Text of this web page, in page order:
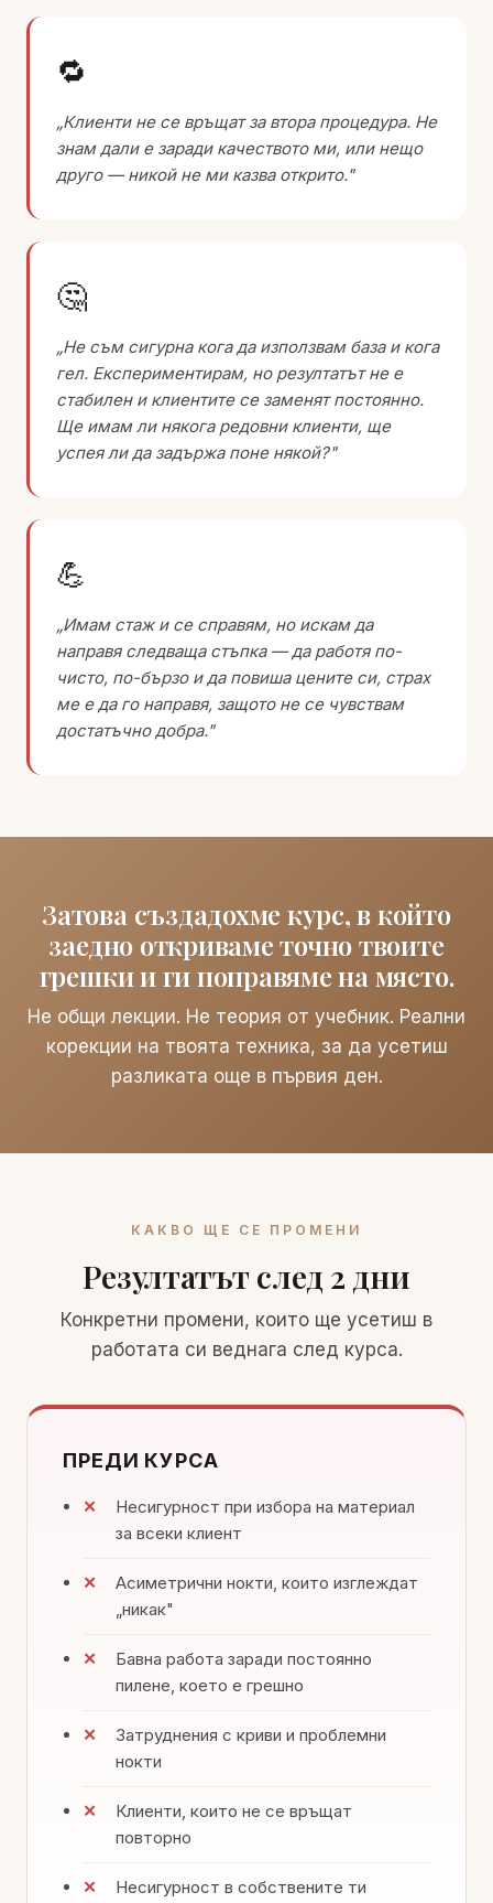
🔁
„Клиенти не се връщат за втора процедура. Не
знам дали е заради качеството ми, или нещо
друго — никой не ми казва открито."
🤔
„Не съм сигурна кога да използвам база и кога
гел. Експериментирам, но резултатът не е
стабилен и клиентите се заменят постоянно.
Ще имам ли някога редовни клиенти, ще
успея ли да задържа поне някой?"
💪
„Имам стаж и се справям, но искам да
направя следваща стъпка — да работя по-
чисто, по-бързо и да повиша цените си, страх
ме е да го направя, защото не се чувствам
достатъчно добра."
Затова създадохме курс, в който
заедно откриваме точно твоите
грешки и ги поправяме на място.
Не общи лекции. Не теория от учебник. Реални
корекции на твоята техника, за да усетиш
разликата още в първия ден.
КАКВО ЩЕ СЕ ПРОМЕНИ
Резултатът след 2 дни
Конкретни промени, които ще усетиш в
работата си веднага след курса.
ПРЕДИ КУРСА
Несигурност при избора на материал
за всеки клиент
Асиметрични нокти, които изглеждат
„никак"
Бавна работа заради постоянно
пилене, което е грешно
Затруднения с криви и проблемни
нокти
Клиенти, които не се връщат
повторно
Несигурност в собствените ти